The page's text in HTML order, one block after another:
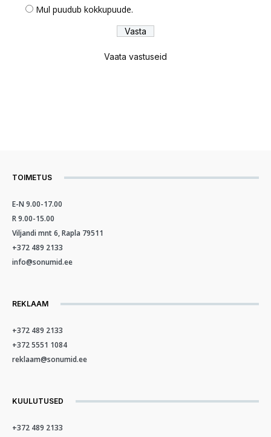
Mul puudub kokkupuude.
Vaata vastuseid
TOIMETUS
E-N 9.00-17.00
R 9.00-15.00
Viljandi mnt 6, Rapla 79511
+372 489 2133
info@sonumid.ee
REKLAAM
+372 489 2133
+372 5551 1084
reklaam@sonumid.ee
KUULUTUSED
+372 489 2133